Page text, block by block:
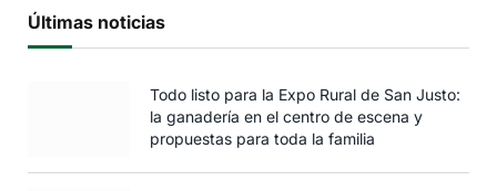
Últimas noticias
Todo listo para la Expo Rural de San Justo:
la ganadería en el centro de escena y
propuestas para toda la familia